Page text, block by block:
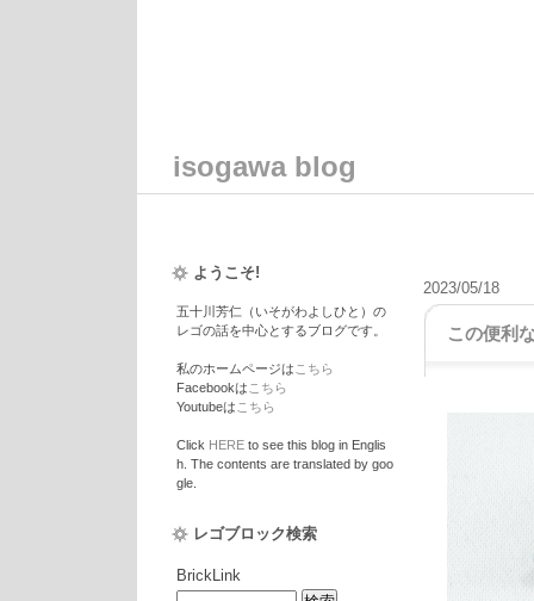
isogawa blog
ようこそ!
五十川芳仁（いそがわよしひと）の
レゴの話を中心とするブログです。
私のホームページは こちら
Facebookは こちら
Youtubeは こちら
Click HERE to see this blog in Englis
h. The contents are translated by goo
gle.
レゴブロック検索
BrickLink
この便利
2023/05/18